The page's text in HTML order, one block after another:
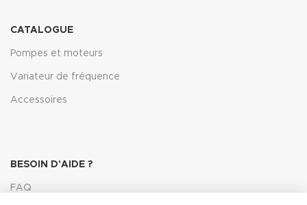
CATALOGUE
Pompes et moteurs
Variateur de fréquence
Accessoires
BESOIN D'AIDE ?
FAQ